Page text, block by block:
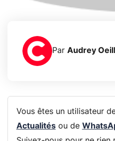
Par Audrey
Vous êtes un utilisateur
Actualitésou de